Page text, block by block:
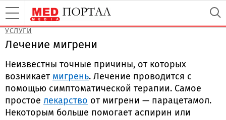
УСЛУГИ
Лечение мигрени
Неизвестны точные причины, от которых
возникает мигрень. Лечение проводится с
помощью симптоматической терапии. Самое
простое лекарство от мигрени — парацетамол.
Некоторым больше помогает аспирин или